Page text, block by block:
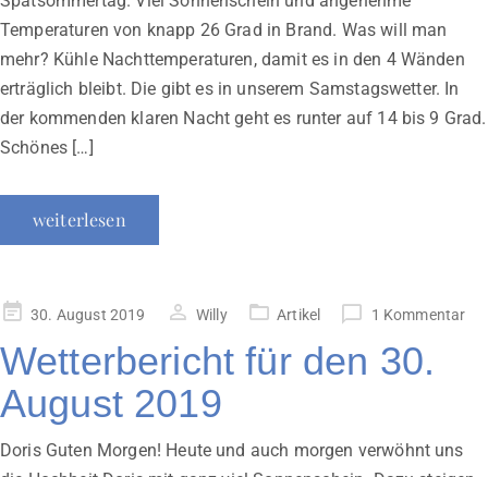
Temperaturen von knapp 26 Grad in Brand. Was will man
mehr? Kühle Nachttemperaturen, damit es in den 4 Wänden
erträglich bleibt. Die gibt es in unserem Samstagswetter. In
der kommenden klaren Nacht geht es runter auf 14 bis 9 Grad.
Schönes […]
weiterlesen
Veröffentlicht
30. August 2019 Willy Artikel 1 Kommentar
Wetterbericht für den 30.
August 2019
Doris Guten Morgen! Heute und auch morgen verwöhnt uns